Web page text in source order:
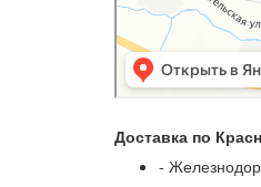
Доставка по
-